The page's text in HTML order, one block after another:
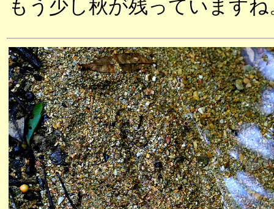
もう少し秋が残っていますね